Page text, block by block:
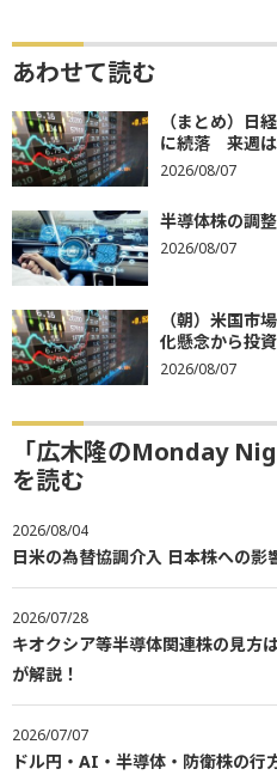
あわせて読む
（まとめ）日
に続落 来週は
2026/08/07
半導体株の調
2026/08/07
（朝）米国市
化懸念から投
2026/08/07
「広木隆のMonday
を読む
2026/08/04
日米の為替協調介入 日本株への影
2026/07/28
キオクシア等半導体関連株の見方
が解説！
2026/07/07
ドル円・AI・半導体・防衛株の行